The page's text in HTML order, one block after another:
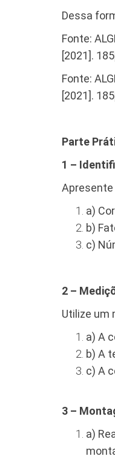
Dessa
Fonte:
[2021].
Fonte:
[2021].
Parte
1 –
a)
b)
c)
2 –
Utilize um
a) A
b) A
c) A
3 –
a)